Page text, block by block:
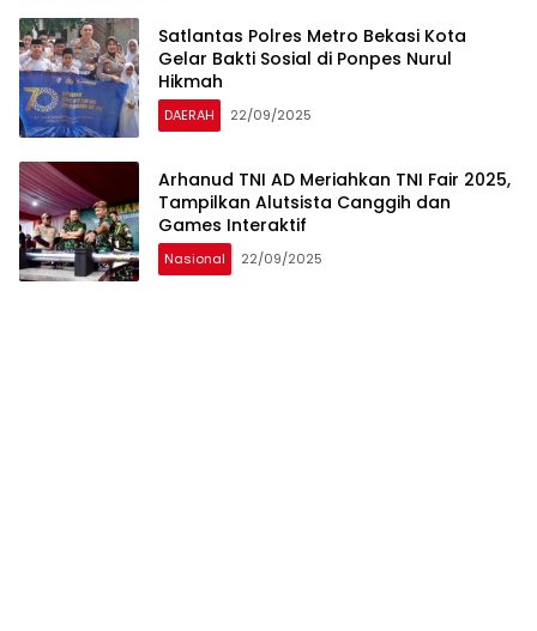
Satlantas Polres Metro Bekasi Kota
Gelar Bakti Sosial di Ponpes Nurul
Hikmah
DAERAH 22/09/2025
Arhanud TNI AD Meriahkan TNI Fair 2025,
Tampilkan Alutsista Canggih dan
Games Interaktif
Nasional 22/09/2025